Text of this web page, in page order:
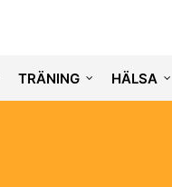
TRÄNING HÄLSA